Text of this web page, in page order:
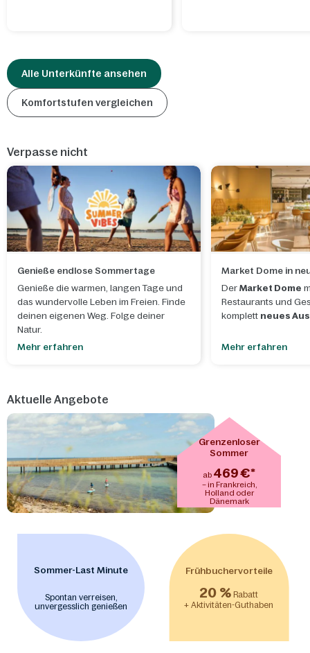
Alle Unterkünfte ansehen
Komfortstufen vergleichen
Verpasse nicht
Genieße endlose Sommertage
Genieße die warmen, langen Tage und
das wundervolle Leben im Freien. Finde
deinen eigenen Weg. Folge deiner
Natur.
Mehr erfahren
Market Dome in
Der Market Dome
Restaurants und
komplett neues
Mehr erfahren
Aktuelle Angebote
Grenzenloser
Sommer
ab 469 €*
– in Frankreich,
Holland oder
Dänemark
Sommer-Last Minute
Spontan verreisen,
unvergesslich genießen
Frühbuchervorteile
20 % Rabatt
+ Aktivitäten-Guthaben